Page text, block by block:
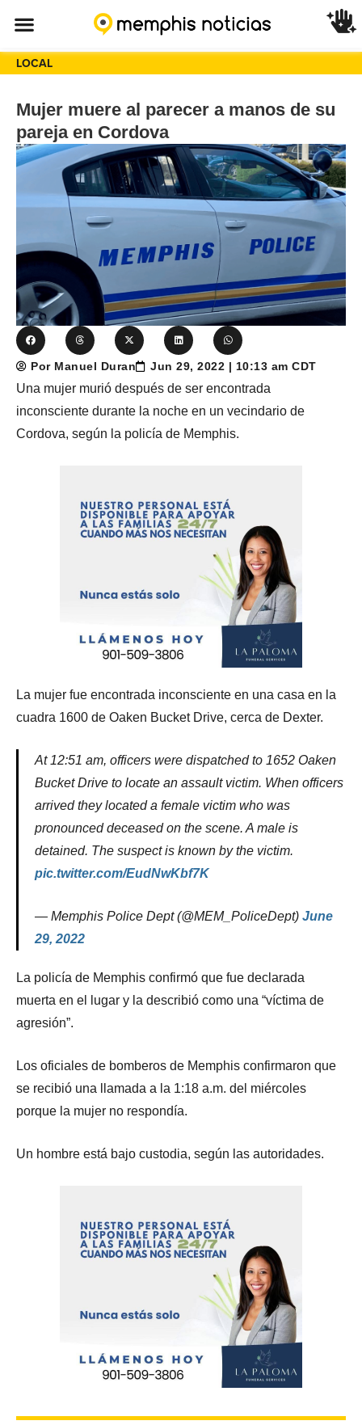
LOCAL
Mujer muere al parecer a manos de su
pareja en Cordova
Por Manuel Duran Jun 29, 2022 | 10:13 am CDT
Una mujer murió después de ser encontrada
inconsciente durante la noche en un vecindario de
Cordova, según la policía de Memphis.
La mujer fue encontrada inconsciente en una casa en la
cuadra 1600 de Oaken Bucket Drive, cerca de Dexter.
At 12:51 am, officers were dispatched to 1652 Oaken
Bucket Drive to locate an assault victim. When officers
arrived they located a female victim who was
pronounced deceased on the scene. A male is
detained. The suspect is known by the victim.
pic.twitter.com/EudNwKbf7K
— Memphis Police Dept (@MEM_PoliceDept) June
29, 2022
La policía de Memphis confirmó que fue declarada
muerta en el lugar y la describió como una “víctima de
agresión”.
Los oficiales de bomberos de Memphis confirmaron que
se recibió una llamada a la 1:18 a.m. del miércoles
porque la mujer no respondía.
Un hombre está bajo custodia, según las autoridades.